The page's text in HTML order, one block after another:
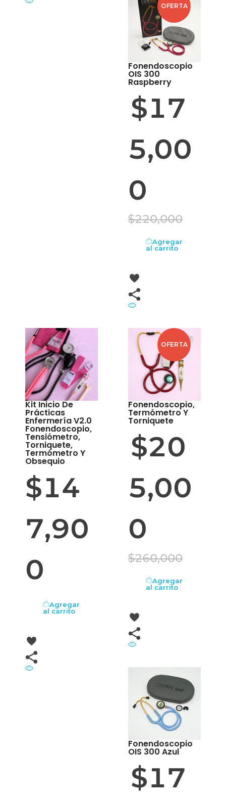
OFERTA
Fonendoscopio
OIS 300
Raspberry
$17
5,00
0
$220,000
Agregar
al carrito
Kit Inicio De
Prácticas
Enfermería V2.0
Fonendoscopio,
Tensiómetro,
Torniquete,
Termómetro Y
Obsequio
$14
7,90
0
Agregar
al carrito
OFERTA
Fonendoscopio,
Termómetro Y
Torniquete
$20
5,00
0
$260,000
Agregar
al carrito
OFERTA
Fonendoscopio
OIS 300 Azul
$17